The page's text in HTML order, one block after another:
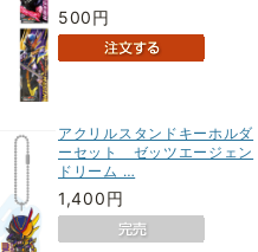
500円
アクリルスタンドキーホルダ
ーセット ゼッツエージェン
ドリーム …
1,400円